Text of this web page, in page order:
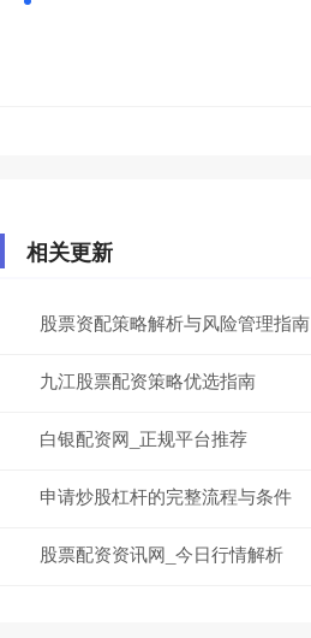
相关更新
股票资配策略解析与风险管理指南
九江股票配资策略优选指南
白银配资网_正规平台推荐
申请炒股杠杆的完整流程与条件
股票配资资讯网_今日行情解析